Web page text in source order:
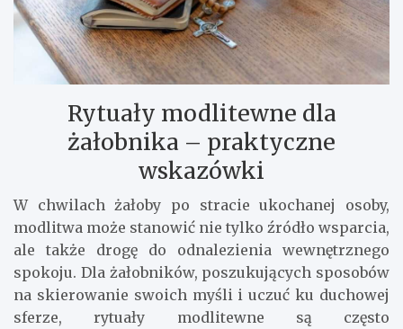
Rytuały modlitewne dla
żałobnika – praktyczne
wskazówki
W chwilach żałoby po stracie ukochanej osoby,
modlitwa może stanowić nie tylko źródło wsparcia,
ale także drogę do odnalezienia wewnętrznego
spokoju. Dla żałobników, poszukujących sposobów
na skierowanie swoich myśli i uczuć ku duchowej
sferze, rytuały modlitewne są często